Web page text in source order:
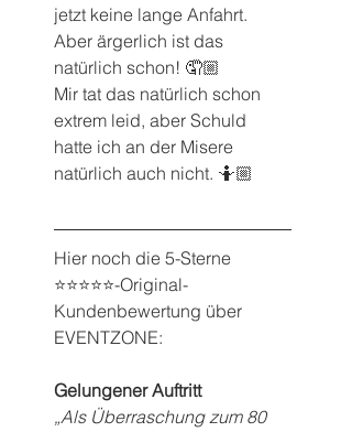
jetzt keine lange Anfahrt.
Aber ärgerlich ist das
natürlich schon! 🤦🏼
Mir tat das natürlich schon
extrem leid, aber Schuld
hatte ich an der Misere
natürlich auch nicht. 🤷🏼
Hier noch die 5-Sterne
⭐️⭐️⭐️⭐️⭐️-Original-
Kundenbewertung über
EVENTZONE:
Gelungener Auftritt
„Als Überraschung zum 80